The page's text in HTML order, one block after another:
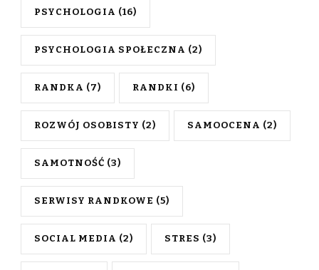
PSYCHOLOGIA (16)
PSYCHOLOGIA SPOŁECZNA (2)
RANDKA (7) RANDKI (6)
ROZWÓJ OSOBISTY (2) SAMOOCENA (2)
SAMOTNOŚĆ (3)
SERWISY RANDKOWE (5)
SOCIAL MEDIA (2) STRES (3)